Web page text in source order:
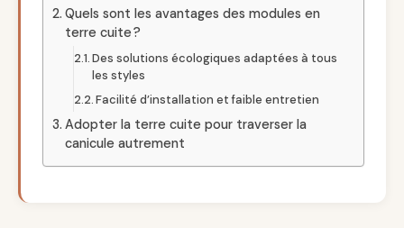
Quels sont les avantages des modules en
terre cuite ?
Des solutions écologiques adaptées à tous
les styles
Facilité d’installation et faible entretien
Adopter la terre cuite pour traverser la
canicule autrement